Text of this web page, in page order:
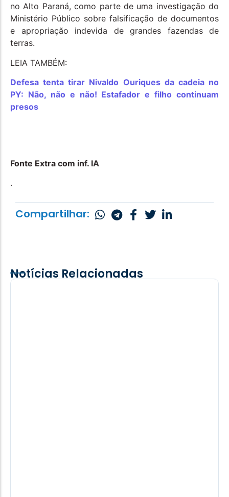
no Alto Paraná, como parte de uma investigação do
Ministério Público sobre falsificação de documentos
e apropriação indevida de grandes fazendas de
terras.
LEIA TAMBÉM:
Defesa tenta tirar Nivaldo Ouriques da cadeia no
PY: Não, não e não! Estafador e filho continuam
presos
Fonte Extra com inf. IA
.
Compartilhar:
Notícias Relacionadas